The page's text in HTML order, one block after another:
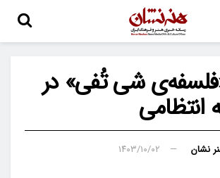
شی تُفی» در
انتظامی
نشان ۱۴۰۳/۱۰/۰۲